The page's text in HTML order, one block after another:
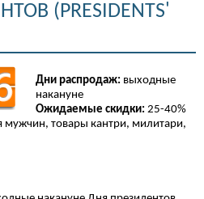
(PRESIDENTS'
Дни распродаж: выходные
накануне
Ожидаемые скидки: 25-40%
мужчин, товары кантри, милитари,